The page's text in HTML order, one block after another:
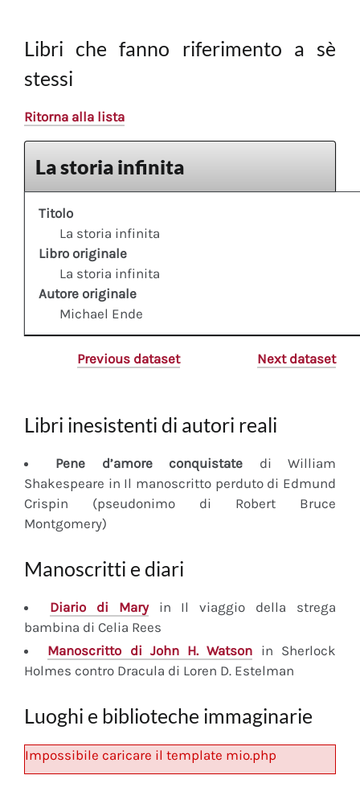
Libri che fanno riferimento a sè
stessi
Ritorna alla lista
La storia infinita
Titolo
La storia infinita
Libro originale
La storia infinita
Autore originale
Michael Ende
Previous dataset Next dataset
Libri inesistenti di autori reali
Pene d’amore conquistate di William
Shakespeare in Il manoscritto perduto di Edmund
Crispin (pseudonimo di Robert Bruce
Montgomery)
Manoscritti e diari
Diariodi Maryin Il viaggio della strega
bambina di Celia Rees
Manoscritto di John H. Watson in Sherlock
Holmes contro Dracula di Loren D. Estelman
Luoghi e biblioteche immaginarie
Impossibile caricare il template mio.php